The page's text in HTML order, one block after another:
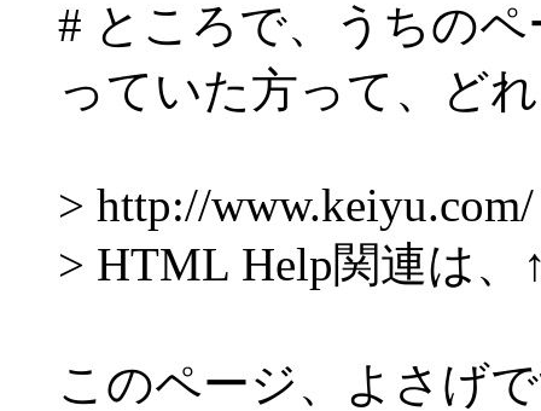
# ところで、うちの
っていた方って、ど
> http://www.keiyu.com/
> HTML Help関連は
このページ、よさげ